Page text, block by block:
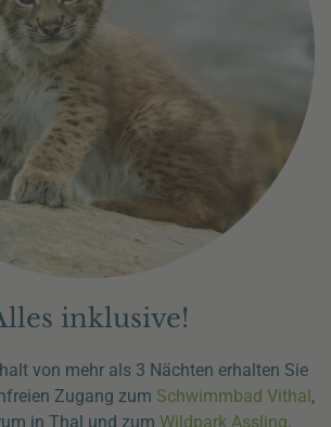
inklusive!
von mehr als 3 Nächten erhalten Sie
Zugang zum Schwimmbad Vithal,
in Thal und zum Wildpark Assling.